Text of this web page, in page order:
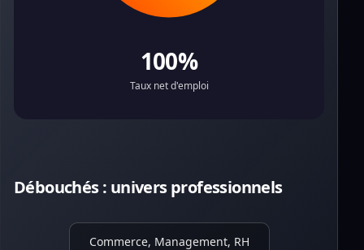
100%
Taux net d'emploi
Débouchés : univers professionnels
Commerce, Management, RH